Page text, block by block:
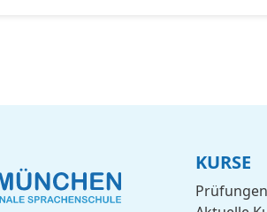
KURSE
Prüfungen